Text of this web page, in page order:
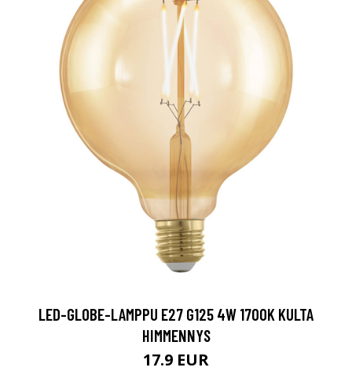
LED-GLOBE-LAMPPU E27 G125 4W 1700K KULTA
HIMMENNYS
17.9 EUR